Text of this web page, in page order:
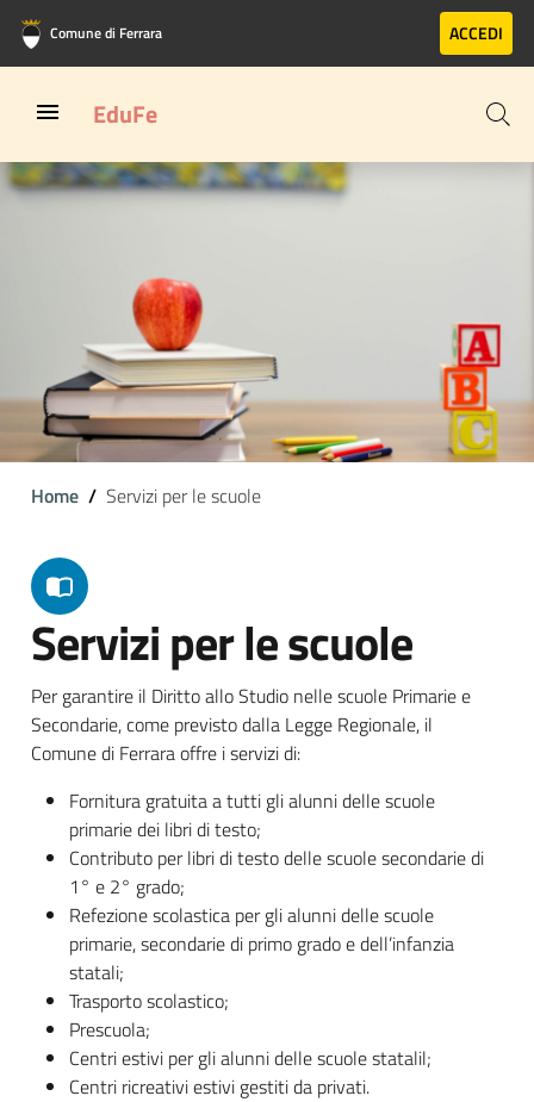
Vai al contenuto principale
Vai al footer
Comune di Ferrara ACCEDI
EduFe
Home Servizi per le scuole
Servizi per le scuole
Per garantire il Diritto allo Studio nelle scuole Primarie e
Secondarie, come previsto dalla Legge Regionale, il
Comune di Ferrara offre i servizi di:
Fornitura gratuita a tutti gli alunni delle scuole
primarie dei libri di testo;
Contributo per libri di testo delle scuole secondarie di
1° e 2° grado;
Refezione scolastica per gli alunni delle scuole
primarie, secondarie di primo grado e dell’infanzia
statali;
Trasporto scolastico;
Prescuola;
Centri estivi per gli alunni delle scuole statalil;
Centri ricreativi estivi gestiti da privati.